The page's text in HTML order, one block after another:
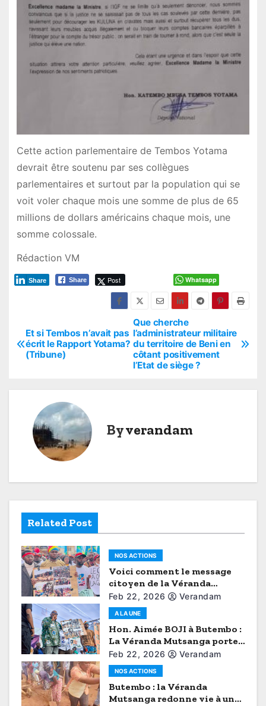
Cette action parlementaire de Tembos Yotama
devrait être soutenu par ses collègues
parlementaires et surtout par la population qui se
voit voler chaque mois une somme de plus de 65
millions de dollars américains chaque mois, une
somme colossale.
Rédaction VM
Share Post
Share Whatsapp
P
o
g
a
t
i
o
n
Que cherche
l’administrateur militaire
du territoire de Beni en
côtant positivement
l’Etat de siège ?
Et si Tembos n’avait pas
écrit le Rapport Yotama?
(Tribune)
Byverandam
Related Post
NOS ACTIONS
Voici comment le message
citoyen de la Véranda
Mutsanga a brisé le
protocole (Aimé Boji à
Butembo)
Feb 22, 2026 Verandam
A LA UNE
Hon. Aimée BOJI à Butembo :
La Véranda Mutsanga porte
la voix du Grand Nord-Kivu
Feb 22, 2026 Verandam
NOS ACTIONS
Butembo : la Véranda
Mutsanga redonne vie à une